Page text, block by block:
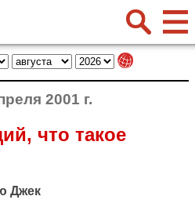
2001 г.
что такое
Джек